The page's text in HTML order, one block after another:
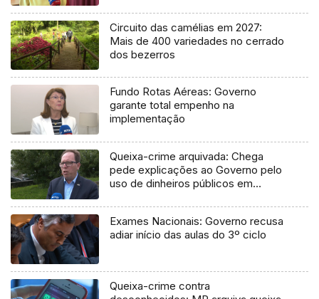
Circuito das camélias em 2027:
Mais de 400 variedades no cerrado
dos bezerros
Fundo Rotas Aéreas: Governo
garante total empenho na
implementação
Queixa-crime arquivada: Chega
pede explicações ao Governo pelo
uso de dinheiros públicos em
Exames Nacionais: Governo recusa
adiar início das aulas do 3º ciclo
Queixa-crime contra